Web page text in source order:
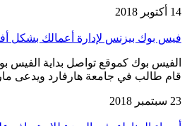
14 أكتوبر 2018
فيس بوك بيزنس لإدارة أعمالك بشكل
قام طالب في جامعة هارفارد ويدعى
23 سبتمبر 2018